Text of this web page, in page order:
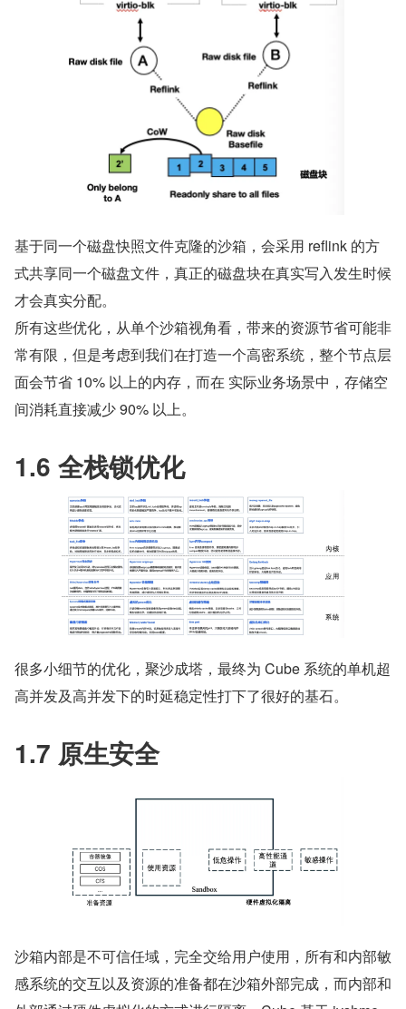
基于同一个磁盘快照文件克隆的沙箱，会采用 reflink 的方
式共享同一个磁盘文件，真正的磁盘块在真实写入发生时候
才会真实分配。
所有这些优化，从单个沙箱视角看，带来的资源节省可能非
常有限，但是考虑到我们在打造一个高密系统，整个节点层
面会节省 10% 以上的内存，而在 实际业务场景中，存储空
间消耗直接减少 90% 以上。
1.6 全栈锁优化
很多小细节的优化，聚沙成塔，最终为 Cube 系统的单机超
高并发及高并发下的时延稳定性打下了很好的基石。
1.7 原生安全
沙箱内部是不可信任域，完全交给用户使用，所有和内部敏
感系统的交互以及资源的准备都在沙箱外部完成，而内部和